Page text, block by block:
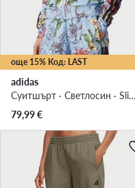
още 15% Код: LAST
adidas
Суитшърт · Светлосин · Slim Fit
79,99€